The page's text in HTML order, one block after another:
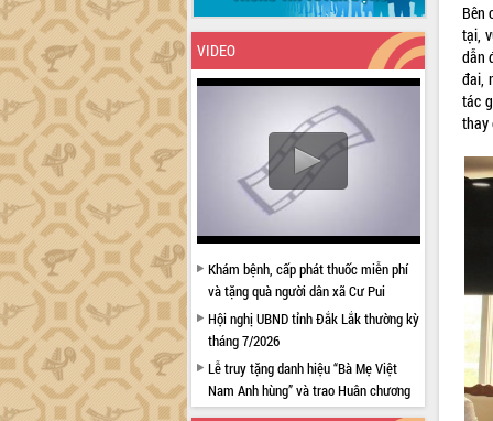
VIDEO
Khám bệnh, cấp phát thuốc miễn phí
và tặng quà người dân xã Cư Pui
Hội nghị UBND tỉnh Đắk Lắk thường kỳ
tháng 7/2026
Lễ truy tặng danh hiệu “Bà Mẹ Việt
Nam Anh hùng” và trao Huân chương
Lao động
Bên
tại,
dẫn
đai,
tác
thay